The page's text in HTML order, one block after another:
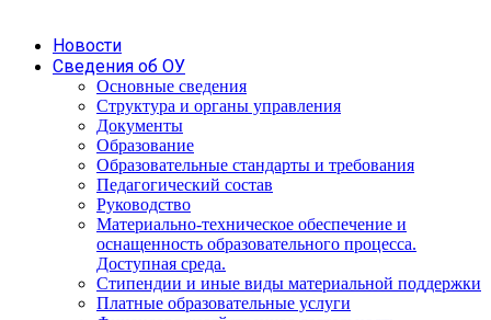
Новости
Сведения об ОУ
Основные сведения
Структура и органы управления
Документы
Образование
Образовательные стандарты и требования
Педагогический состав
Руководство
Материально-техническое обеспечение и
оснащенность образовательного процесса.
Доступная среда.
Стипендии и иные виды материальной поддержки
Платные образовательные услуги